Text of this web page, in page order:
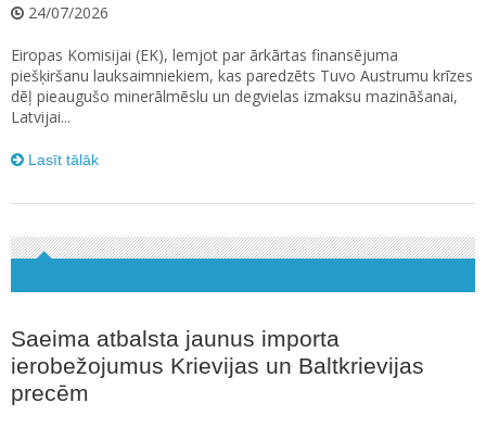
24/07/2026
Eiropas Komisijai (EK), lemjot par ārkārtas finansējuma
piešķiršanu lauksaimniekiem, kas paredzēts Tuvo Austrumu krīzes
dēļ pieaugušo minerālmēslu un degvielas izmaksu mazināšanai,
Latvijai...
Lasīt tālāk
Saeima atbalsta jaunus importa
ierobežojumus Krievijas un Baltkrievijas
precēm